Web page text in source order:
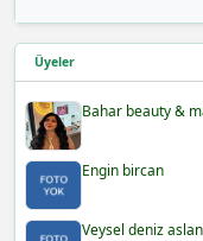
Üyeler
Bahar beauty &
Engin bircan
Veysel deniz aslan